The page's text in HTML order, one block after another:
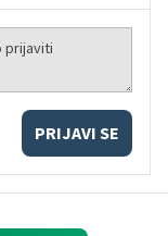
PRIJAVI SE